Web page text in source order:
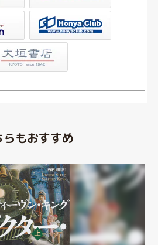
らもおすすめ